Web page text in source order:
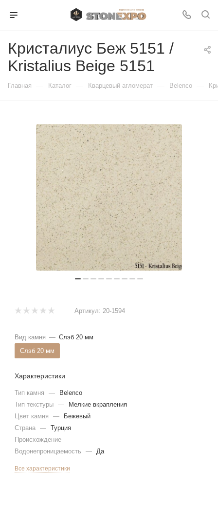
Кристалиус Беж 5151 /
Kristalius Beige 5151
Главная — Каталог — Кварцевый агломерат — Belenco —
Артикул: 20-1594
Вид камня — Слэб 20 мм
Слэб 20 мм
Характеристики
Тип камня —
Belenco
Тип текстуры —
Мелкие вкрапления
Цвет камня
—
Бежевый
Страна — Турция
Происхождение —
Водонепроницаемость
— Да
Все характеристики